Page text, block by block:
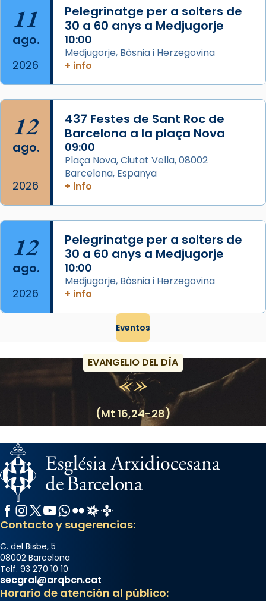
partir de l’Edat Mitjana sorgeix la tradició
que les santes Juliana (“relatiu a Júlia”) i
Semproniana (“relatiu a Semprònia =
eterna”) són deixebles seves. I l’any 1667, el
frare Joan Gaspar Roig, afirma en una obra
que les santes són filles de l’antiga Iluro.
Mataró en reivindicarà les relíq
Foto
View on Facebook · Share
11
ago.
2026
Pelegrinatge per a solters de
30 a 60 anys a Medjugorje
10:00
Medjugorje, Bòsnia i Herzegovina
+ info
12
ago.
2026
437 Festes de Sant Roc de
Barcelona a la plaça Nova
09:00
Plaça Nova, Ciutat Vella, 08002
Barcelona, Espanya
+ info
12
ago.
2026
Pelegrinatge per a solters de
30 a 60 anys a Medjugorje
10:00
Medjugorje, Bòsnia i Herzegovina
+ info
Eventos
EVANGELIO DEL DÍA
(Mt 16,24-28)
Facebook
Instagram
X / Twitter
YouTube
WhatsApp
FlickrRadio Estel
Catalunya Cristiana
Contacto y sugerencias:
C. del Bisbe, 5
08002 Barcelona
Telf. 93 270 10 10
secgral@arqbcn.cat
Horario de atención al público: